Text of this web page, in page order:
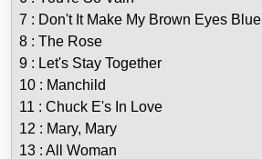
7 : Don't It Make My Brown Eyes Blue
8 : The Rose
9 : Let's Stay Together
10 : Manchild
11 : Chuck E's In Love
12 : Mary, Mary
13 : All Woman